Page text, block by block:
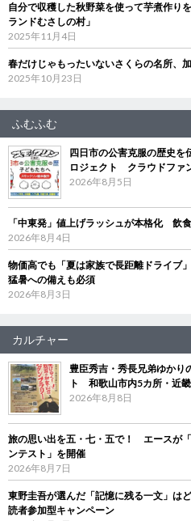
自分で収穫した秋野菜を使って芋煮作
ランドむさしの村」
2025年11月4日
春だけじゃもったいないさくらの名所、
2025年10月23日
ふむふむ
四日市の公害克服の歴史を
ロジェクト クラウドファ
2026年8月5日
「中東発」値上げラッシュが本格化 飲
2026年8月4日
物価高でも「夏は家族で長距離ドライブ
猛暑への備えも必須
2026年8月3日
カルチャー
豊臣秀吉・秀長兄弟ゆかり
ト 和歌山市内5カ所・近
2026年8月8日
旅の思い出を五・七・五で！ エースが
ンテスト」を開催
2026年8月7日
東野圭吾が選んだ「記憶に残る一文」
読者参加型キャンペーン